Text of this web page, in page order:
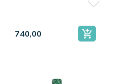
740,00